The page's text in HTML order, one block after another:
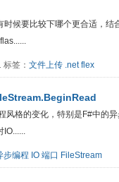
候要比较下哪个更合适，
签： 文件上传 .net flex
风格的变化，特别是F#中的
IO......
步编程 IO 端口 FileStream